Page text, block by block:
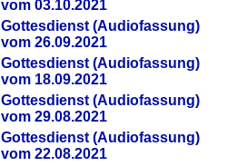
vom 03.10.2021
Gottesdienst (Audiofassung)
vom 26.09.2021
Gottesdienst (Audiofassung)
vom 18.09.2021
Gottesdienst (Audiofassung)
vom 29.08.2021
Gottesdienst (Audiofassung)
vom 22.08.2021